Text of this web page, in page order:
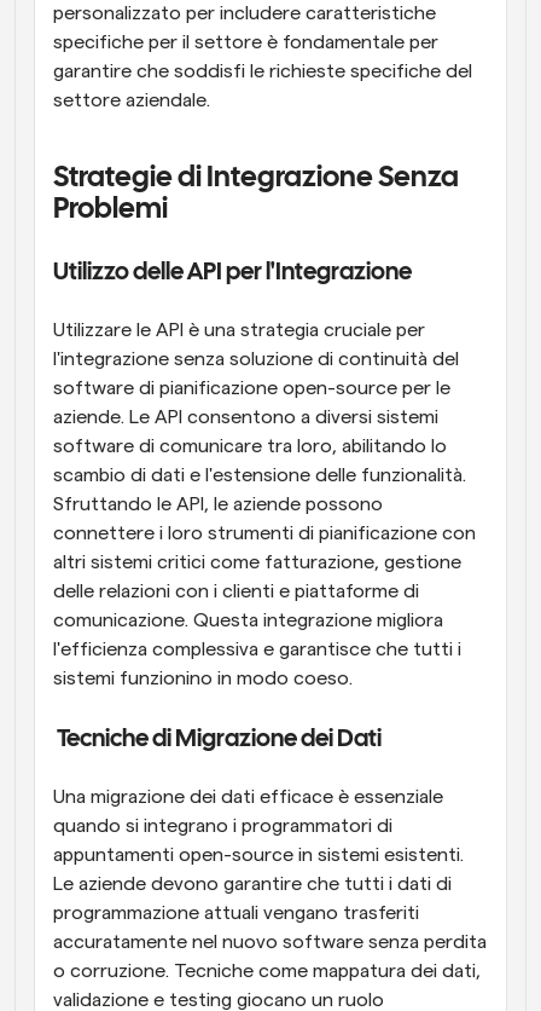
personalizzato per includere caratteristiche
specifiche per il settore è fondamentale per
garantire che soddisfi le richieste specifiche del
settore aziendale.
Strategie di Integrazione Senza
Problemi
Utilizzo delle API per l'Integrazione
Utilizzare le API è una strategia cruciale per
l'integrazione senza soluzione di continuità del
software di pianificazione open-source per le
aziende. Le API consentono a diversi sistemi
software di comunicare tra loro, abilitando lo
scambio di dati e l'estensione delle funzionalità.
Sfruttando le API, le aziende possono
connettere i loro strumenti di pianificazione con
altri sistemi critici come fatturazione, gestione
delle relazioni con i clienti e piattaforme di
comunicazione. Questa integrazione migliora
l'efficienza complessiva e garantisce che tutti i
sistemi funzionino in modo coeso.
Tecniche di Migrazione dei Dati
Una migrazione dei dati efficace è essenziale
quando si integrano i programmatori di
appuntamenti open-source in sistemi esistenti.
Le aziende devono garantire che tutti i dati di
programmazione attuali vengano trasferiti
accuratamente nel nuovo software senza perdita
o corruzione. Tecniche come mappatura dei dati,
validazione e testing giocano un ruolo